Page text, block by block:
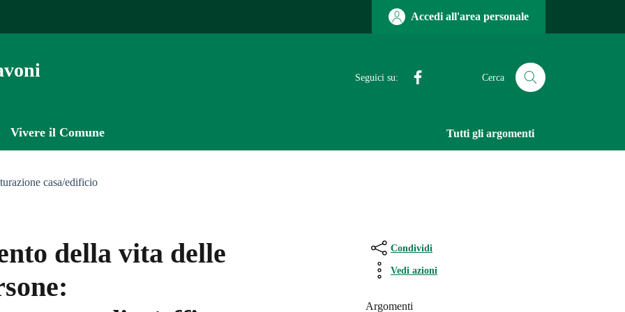
Accedi all'area personale
Seguici su: Cerca
Vivere il Comune Tutti gli argomenti
casa/edificio
della vita delle
Condividi
Vedi azioni
Argomenti